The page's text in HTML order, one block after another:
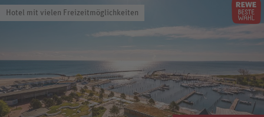
Hotel mit vielen Freizeitmöglichkeiten